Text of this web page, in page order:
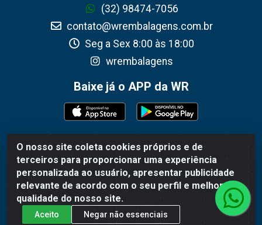
O nosso site coleta cookies próprios e de
terceiros para proporcionar uma experiência
personalizada ao usuário, apresentar publicidade
relevante de acordo com o seu perfil e melhorar a
qualidade do nosso site.
Aceito Negar não essenciais
(32) 98474-7056
contato@wrembalagens.com.br
Seg a Sex 8:00 às 18:00
wrembalagens
Baixe já o APP da WR
WR Embalagens - R. Cel. Teodoro Gomes de Araújo, 1360 -
Grogotó - Barbacena / MG - CEP 36202-628 - CNPJ
02.692.206/0001-55